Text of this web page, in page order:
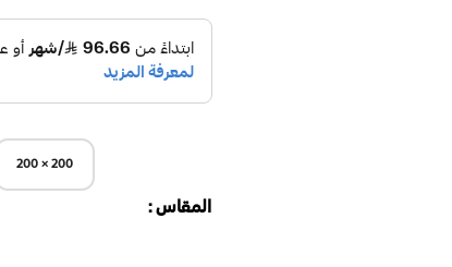
المقاس
200 × 200